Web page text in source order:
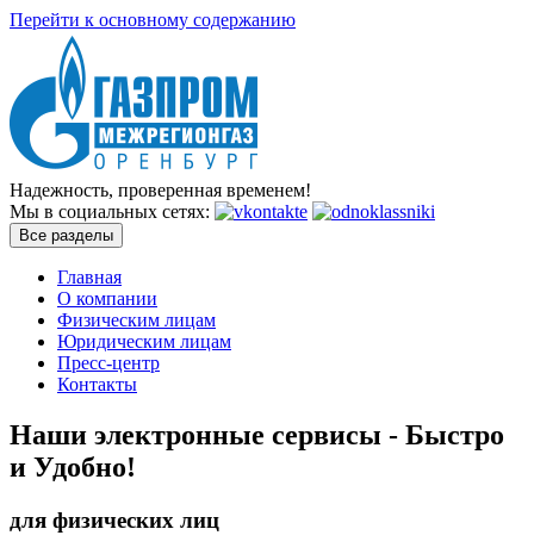
Перейти к основному содержанию
Надежность, проверенная временем!
Мы в социальных сетях:
Все разделы
Главная
О компании
Физическим лицам
Юридическим лицам
Пресс-центр
Контакты
Наши электронные сервисы - Быстро
и Удобно!
для физических лиц